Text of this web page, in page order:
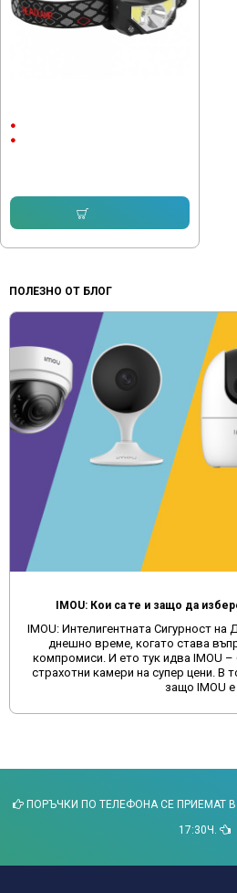
ПОЛЕЗНО ОТ БЛОГ
IMOU: Кои са те и защо да
IMOU: Интелигентната Сигурност
днешно време, когато става
компромиси. И ето тук идва IMOU –
страхотни камери на супер цени. В
защо IMOU е
ПОРЪЧКИ ПО ТЕЛЕФОНА СЕ ПРИЕМАТ
17:30Ч.